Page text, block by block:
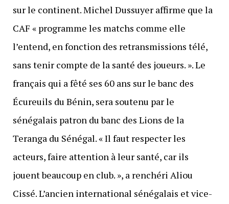
sur le continent. Michel Dussuyer affirme que la
CAF « programme les matchs comme elle
l’entend, en fonction des retransmissions télé,
sans tenir compte de la santé des joueurs. ». Le
français qui a fêté ses 60 ans sur le banc des
Écureuils du Bénin, sera soutenu par le
sénégalais patron du banc des Lions de la
Teranga du Sénégal. « Il faut respecter les
acteurs, faire attention à leur santé, car ils
jouent beaucoup en club. », a renchéri Aliou
Cissé. L’ancien international sénégalais et vice-